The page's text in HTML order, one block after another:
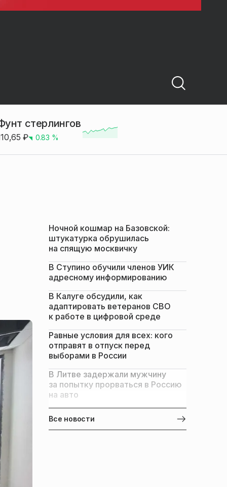
стерлингов
₽ 0.83 %
Ночной кошмар на Базовской:
штукатурка обрушилась
на спящую москвичку
В Ступино обучили членов УИК
адресному информированию
В Калуге обсудили, как
адаптировать ветеранов СВО
к работе в цифровой среде
Равные условия для всех: кого
отправят в отпуск перед
выборами в России
В Литве задержали мужчину
за попытку прорваться в Россию
на авто
Все новости